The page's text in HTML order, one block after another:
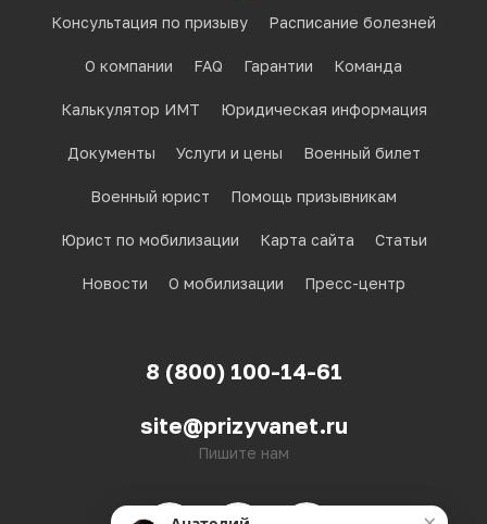
Консультация по призыву Расписание болезней
О компании FAQ Гарантии Команда
Калькулятор ИМТ Юридическая информация
Документы Услуги и цены Военный билет
Военный юрист Помощь призывникам
Юрист по мобилизации Карта сайта Статьи
Новости О мобилизации Пресс-центр
8 (800) 100-14-61
site@prizyvanet.ru
Пишите нам